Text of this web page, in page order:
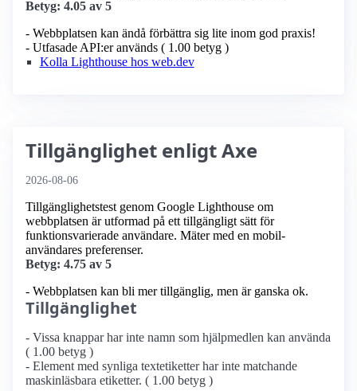
Betyg: 4.05 av 5
- Webbplatsen kan ändå förbättra sig lite inom god praxis!
- Utfasade API:er används ( 1.00 betyg )
Kolla Lighthouse hos web.dev
Tillgänglighet enligt Axe
2026-08-06
Tillgänglighetstest genom Google Lighthouse om
webbplatsen är utformad på ett tillgängligt sätt för
funktionsvarierade användare. Mäter med en mobil­
användares preferenser.
Betyg: 4.75 av 5
- Webbplatsen kan bli mer tillgänglig, men är ganska ok.
Tillgänglighet
- Vissa knappar har inte namn som hjälpmedlen kan använda
( 1.00 betyg )
- Element med synliga textetiketter har inte matchande
maskinläsbara etiketter. ( 1.00 betyg )